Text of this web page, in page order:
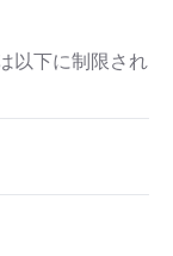
以下に制限され